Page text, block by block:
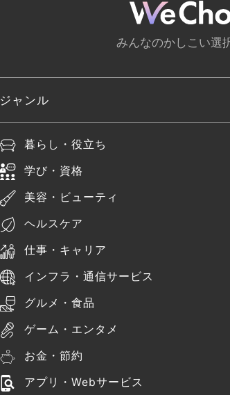
みんなのかしこい選
ジャンル
暮らし・役立ち
学び・資格
美容・ビューティ
ヘルスケア
仕事・キャリア
インフラ・通信サービス
グルメ・食品
ゲーム・エンタメ
お金・節約
アプリ・Webサービス